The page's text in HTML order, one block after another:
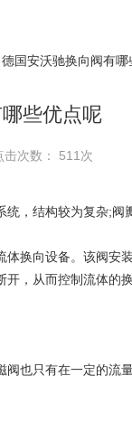
国安沃驰换向阀有哪
些优点呢
次数： 511次
，结构较为复杂;阀
换向设备。该阀安
，从而控制流体的换
也只有在一定的流